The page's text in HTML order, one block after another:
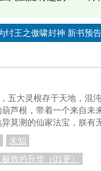
纣王之傲啸封神 新书预告
五大灵根存于天地，混
芦根，带着一个来自
莫测的仙家法宝，朕有
未知
致的升华（01更）